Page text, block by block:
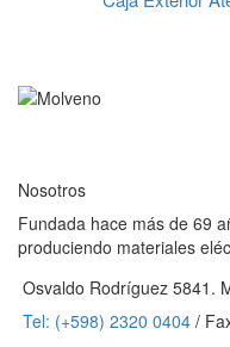
Nosotros
Fundada hace más de 69
produciendo materiales
Osvaldo Rodríguez 5841.
Tel: (+598) 2320 0404 /